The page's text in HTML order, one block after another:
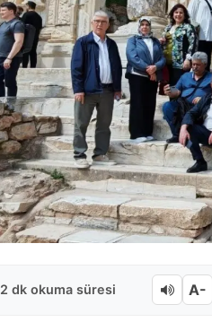
2 dk okuma süresi A-